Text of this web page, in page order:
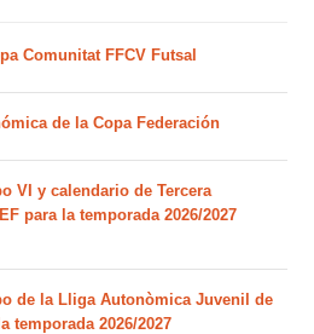
Comunitat FFCV Futsal
de la Copa Federación
VI y calendario de Tercera
para la temporada 2026/2027
de la Lliga Autonòmica Juvenil de
temporada 2026/2027